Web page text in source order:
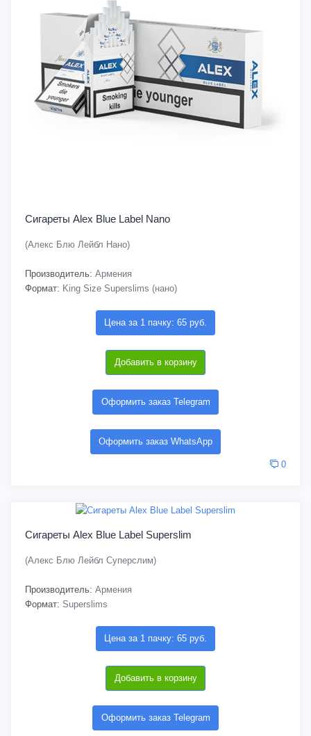
Сигареты Alex Blue Label Nano
(Алекс Блю Лейбл Нано)
Производитель: Армения
Формат: King Size Superslims (нано)
Цена за 1 пачку: 65 руб.
Добавить в корзину
Оформить заказ Telegram
Оформить заказ WhatsApp
0
Сигареты Alex Blue Label Superslim
(Алекс Блю Лейбл Суперслим)
Производитель: Армения
Формат: Superslims
Цена за 1 пачку: 65 руб.
Добавить в корзину
Оформить заказ Telegram